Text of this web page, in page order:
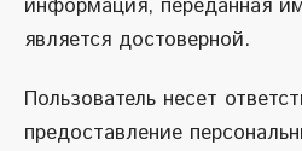
информация, переданная
является достоверной.
Пользователь несет
предоставление